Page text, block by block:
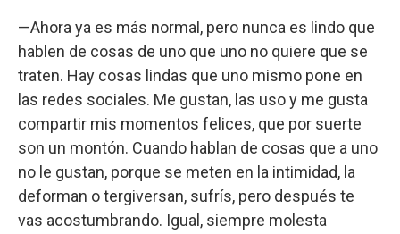
—Ahora ya es más normal, pero nunca es lindo que
hablen de cosas de uno que uno no quiere que se
traten. Hay cosas lindas que uno mismo pone en
las redes sociales. Me gustan, las uso y me gusta
compartir mis momentos felices, que por suerte
son un montón. Cuando hablan de cosas que a uno
no le gustan, porque se meten en la intimidad, la
deforman o tergiversan, sufrís, pero después te
vas acostumbrando. Igual, siempre molesta